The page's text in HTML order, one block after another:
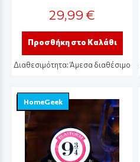
29,99 €
Προσθήκη στο Καλάθι
Διαθεσιμότητα:Άμεσα διαθέσιμο
HomeGeek